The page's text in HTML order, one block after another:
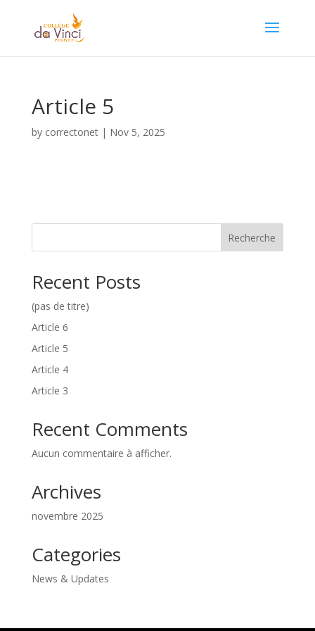
Article 5
by correctonet| Nov 5, 2025
Recherche
Recent Posts
(pas de titre)
Article 6
Article 5
Article 4
Article 3
Recent Comments
Aucun commentaire à afficher.
Archives
novembre 2025
Categories
News & Updates